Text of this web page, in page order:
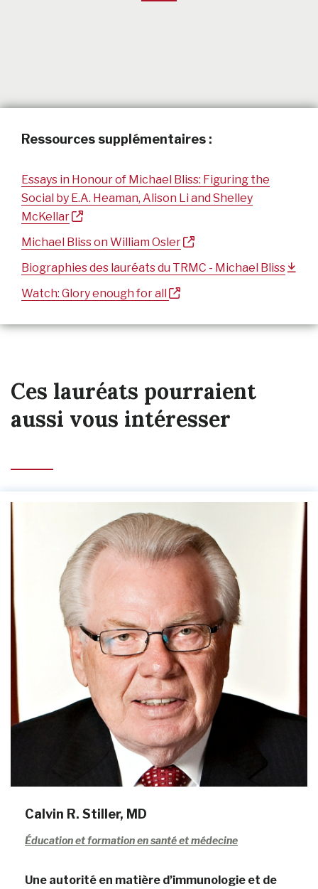
Ressources supplémentaires :
Essays in Honour of Michael Bliss: Figuring the
Social by E.A. Heaman, Alison Li and Shelley
McKellar
Michael Bliss on William Osler
Biographies des lauréats du TRMC - Michael Bliss
Watch: Glory enough for all
Ces lauréats pourraient
aussi vous intéresser
Calvin R. Stiller, MD
Éducation et formation en santé et médecine
Une autorité en matière d’immunologie et de